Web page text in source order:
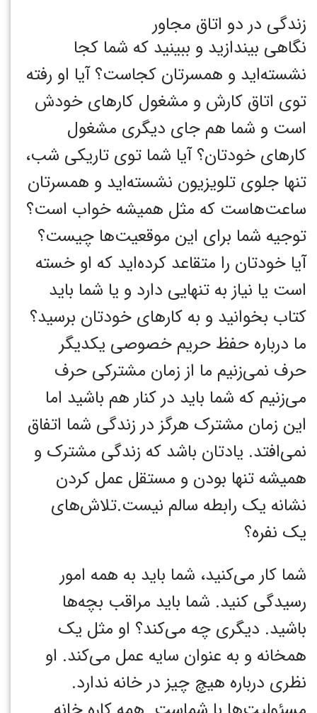
زندگی در دو اتاق مجاور
نگاهی بیندازید و ببینید که شما کجا
نشسته‌اید و همسرتان کجاست؟ آیا او رفته
توی اتاق کارش و مشغول کارهای خودش
است و شما هم جای دیگری مشغول
کارهای خودتان؟ آیا شما توی تاریکی شب،
تنها جلوی تلویزیون نشسته‌اید و همسرتان
ساعت‌هاست که مثل همیشه خواب است؟
توجیه شما برای این موقعیت‌ها چیست؟
آیا خودتان را متقاعد کرده‌اید که او خسته
است یا نیاز به تنهایی دارد و یا شما باید
کتاب بخوانید و به کارهای خودتان برسید؟
ما درباره حفظ حریم خصوصی یکدیگر
حرف نمی‌زنیم ما از زمان مشترکی حرف
می‌زنیم که شما باید در کنار هم باشید اما
این زمان مشترک هرگز در زندگی شما اتفاق
نمی‌افتد. یادتان باشد که زندگی مشترک و
همیشه تنها بودن و مستقل عمل کردن
نشانه یک رابطه سالم نیست.تلاش‌های
یک نفره؟
شما کار می‌کنید، شما باید به همه امور
رسیدگی کنید. شما باید مراقب بچه‌ها
باشید. دیگری چه می‌کند؟ او مثل یک
همخانه و به عنوان سایه عمل می‌کند. او
نظری درباره هیچ چیز در خانه ندارد.